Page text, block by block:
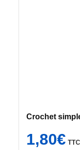
Crochet
1,80€ TTC